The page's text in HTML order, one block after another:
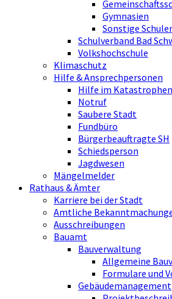
Gymnasien
Sonstige
Schulverband Bad
Volkshochschule
Klimaschutz
Hilfe & Ansprechpersonen
Hilfe im
Notruf
Saubere Stadt
Fundbüro
Bürgerbeauftragte SH
Schiedsperson
Jagdwesen
Mängelmelder
Rathaus & Ämter
Karriere bei der Stadt
Amtliche
Ausschreibungen
Bauamt
Bauverwaltung
Allgemeine
Formulare und
Gebäudemanagement